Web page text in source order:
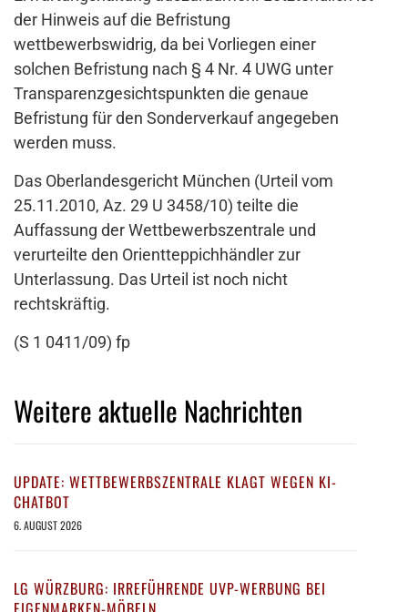
der Hinweis auf die Befristung
wettbewerbswidrig, da bei Vorliegen einer
solchen Befristung nach § 4 Nr. 4 UWG unter
Transparenzgesichtspunkten die genaue
Befristung für den Sonderverkauf angegeben
werden muss.
Das Oberlandesgericht München (Urteil vom
25.11.2010, Az. 29 U 3458/10) teilte die
Auffassung der Wettbewerbszentrale und
verurteilte den Orientteppichhändler zur
Unterlassung. Das Urteil ist noch nicht
rechtskräftig.
(S 1 0411/09) fp
Weitere aktuelle Nachrichten
UPDATE: WETTBEWERBSZENTRALE KLAGT WEGEN KI-
CHATBOT
6. AUGUST 2026
LG WÜRZBURG: IRREFÜHRENDE UVP-WERBUNG BEI